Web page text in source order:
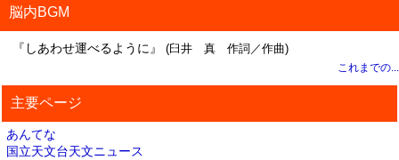
脳内BGM
『しあわせ運べるように』 (臼井 真 作詞／作曲)
これまでの...
主要ページ
あんてな
国立天文台天文ニュース